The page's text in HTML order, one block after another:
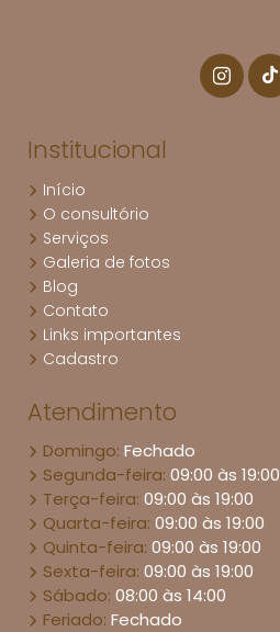
Institucional
Início
O consultório
Serviços
Galeria de fotos
Blog
Contato
Links importantes
Cadastro
Atendimento
Domingo: Fechado
Segunda-feira: 09:00 às 19:00
Terça-feira: 09:00 às 19:00
Quarta-feira: 09:00 às 19:00
Quinta-feira: 09:00 às 19:00
Sexta-feira: 09:00 às 19:00
Sábado: 08:00 às 14:00
Feriado: Fechado